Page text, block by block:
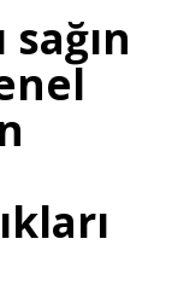
sağın